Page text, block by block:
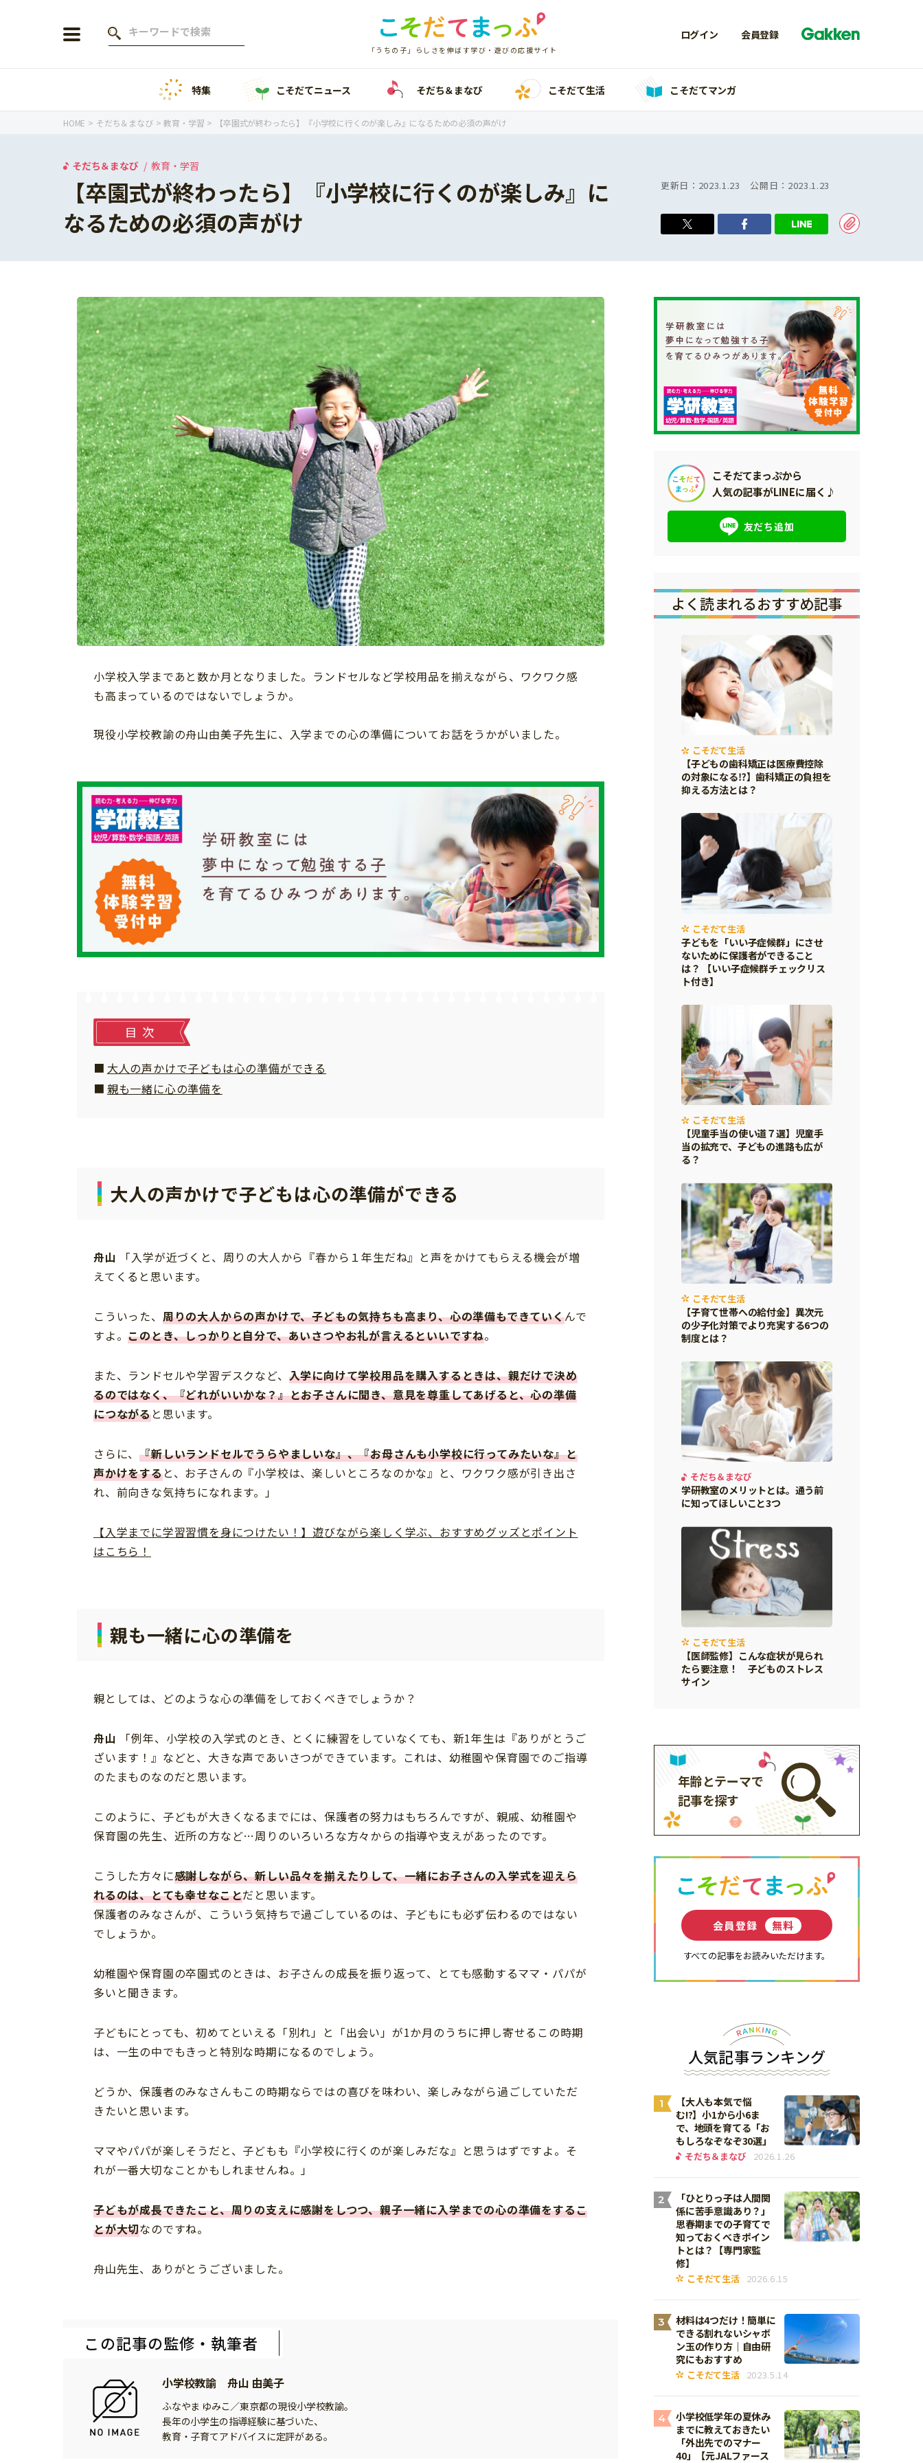
「うちの子」らしさを伸ばす学び・遊びの応援サイト
ログイン 会員登録
年齢から探す
1歳
小学1年生
小学2年生
小学3年生
小学4年生
小学5年生
小学6年生
イベント
ニュース
そだち＆まなび
ワーク・ドリル
幼稚園・保育園
小学校
科学・プログラミング
教育・学習
絵本・読み聞かせ
自由研究・工作
読書感想文
本・読書
運動・あそび・ゲーム
習い事
こそだて生活
住まい
ファッション・美容
行事・イベント
トラブル
親子でいっしょに
人間関係
おでかけ
マネー
こそだてマンガ
「こそだてまっぷ」とは
サイトのご利⽤にあたって
特集 こそだてニュース そだち＆まなび こそだて生活 こそだてマンガ
HOME そだち＆まなび 教育・学習 【卒園式が終わったら】『小学校に行くのが楽しみ』になるための必須の声がけ
そだち＆まなび 教育・学習
【卒園式が終わったら】『小学校に行くのが楽しみ』に
なるための必須の声がけ
更新日： 2023.1.23 公開日： 2023.1.23
小学校入学まであと数か月となりました。ランドセルなど学校用品を揃えながら、ワクワク感
も高まっているのではないでしょうか。
現役小学校教諭の舟山由美子先生に、入学までの心の準備についてお話をうかがいました。
目次
大人の声かけで子どもは心の準備ができる
親も一緒に心の準備を
大人の声かけで子どもは心の準備ができる
舟山 「入学が近づくと、周りの大人から『春から１年生だね』と声をかけてもらえる機会が増
えてくると思います。
こういった、 周りの大人からの声かけで、子どもの気持ちも高まり、心の準備もできていくんで
すよ。このとき、しっかりと自分で、あいさつやお礼が言えるといいですね。
また、ランドセルや学習デスクなど、 入学に向けて学校用品を購入するときは、親だけで決め
るのではなく、『どれがいいかな？』とお子さんに聞き、意見を尊重してあげると、心の準備
につながると思います。
さらに、『新しいランドセルでうらやましいな』、『お母さんも小学校に行ってみたいな』と
声かけをすると、お子さんの『小学校は、楽しいところなのかな』と、ワクワク感が引き出さ
れ、前向きな気持ちになれます。」
【入学までに学習習慣を身につけたい！】遊びながら楽しく学ぶ、おすすめグッズとポイント
はこちら！
親も一緒に心の準備を
親としては、どのような心の準備をしておくべきでしょうか？
舟山 「例年、小学校の入学式のとき、とくに練習をしていなくても、新1年生は『ありがとうご
ざいます！』などと、大きな声であいさつができています。これは、幼稚園や保育園でのご指導
のたまものなのだと思います。
このように、子どもが大きくなるまでには、保護者の努力はもちろんですが、親戚、幼稚園や
保育園の先生、近所の方など…周りのいろいろな方々からの指導や支えがあったのです。
こうした方々に感謝しながら、新しい品々を揃えたりして、一緒にお子さんの入学式を迎えら
れるのは、とても幸せなことだと思います。
保護者のみなさんが、こういう気持ちで過ごしているのは、子どもにも必ず伝わるのではない
でしょうか。
幼稚園や保育園の卒園式のときは、お子さんの成長を振り返って、とても感動するママ・パパが
多いと聞きます。
子どもにとっても、初めてといえる「別れ」と「出会い」が1か月のうちに押し寄せるこの時期
は、一生の中でもきっと特別な時期になるのでしょう。
どうか、保護者のみなさんもこの時期ならではの喜びを味わい、楽しみながら過ごしていただ
きたいと思います。
ママやパパが楽しそうだと、子どもも『小学校に行くのが楽しみだな』と思うはずですよ。そ
れが一番大切なことかもしれませんね。」
子どもが成長できたこと、周りの支えに感謝をしつつ、親子一緒に入学までの心の準備をするこ
とが大切なのですね。
舟山先生、ありがとうございました。
この記事の監修・執筆者
小学校教諭 舟山 由美子
ふなやま ゆみこ／東京都の現役小学校教諭。
長年の小学生の指導経験に基づいた、
教育・子育てアドバイスに定評がある。
こそだてまっぷから
人気の記事がLINEに届く♪
友だち追加
よく読まれるおすすめ記事
こそだて生活
【子どもの歯科矯正は医療費控除
の対象になる⁉】歯科矯正の負担を
抑える方法とは？
こそだて生活
子どもを「いい子症候群」にさせ
ないために保護者ができること
は？ 【いい子症候群チェックリス
ト付き】
こそだて生活
【児童手当の使い道７選】児童手
当の拡充で、子どもの進路も広が
る？
こそだて生活
【子育て世帯への給付金】異次元
の少子化対策でより充実する6つの
制度とは？
そだち＆まなび
学研教室のメリットとは。通う前
に知ってほしいこと3つ
こそだて生活
【医師監修】こんな症状が見られ
たら要注意！ 子どものストレス
サイン
年齢とテーマで
記事を探す
会員登録 無料
すべての記事をお読みいただけます。
人気記事ランキング
1
【大人も本気で悩
む!?】小1から小6ま
で、地頭を育てる「お
もしろなぞなぞ30選」
そだち＆まなび 2026.1.26
2
「ひとりっ子は人間関
係に苦手意識あり？」
思春期までの子育てで
知っておくべきポイン
トとは？【専門家監
修】
こそだて生活 2026.6.15
3
材料は4つだけ！簡単に
できる割れないシャボ
ン玉の作り方｜自由研
究にもおすすめ
こそだて生活 2023.5.14
4
小学校低学年の夏休み
までに教えておきたい
「外出先でのマナー
40」【元JALファース